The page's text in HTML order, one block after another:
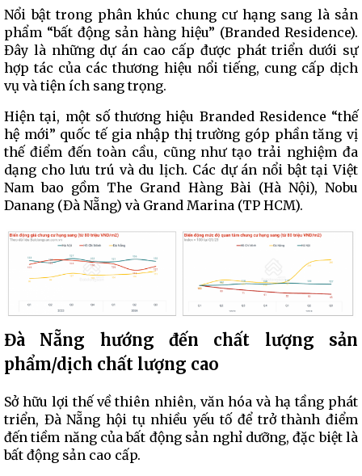
Nổi bật trong phân khúc chung cư hạng sang là sản
phẩm “bất động sản hàng hiệu” (Branded Residence).
Đây là những dự án cao cấp được phát triển dưới sự
hợp tác của các thương hiệu nổi tiếng, cung cấp dịch
vụ và tiện ích sang trọng.
Hiện tại, một số thương hiệu Branded Residence “thế
hệ mới” quốc tế gia nhập thị trường góp phần tăng vị
thế điểm đến toàn cầu, cũng như tạo trải nghiệm đa
dạng cho lưu trú và du lịch. Các dự án nổi bật tại Việt
Nam bao gồm The Grand Hàng Bài (Hà Nội), Nobu
Danang (Đà Nẵng) và Grand Marina (TP HCM).
Đà Nẵng hướng đến chất lượng sản
phẩm/dịch chất lượng cao
Sở hữu lợi thế về thiên nhiên, văn hóa và hạ tầng phát
triển, Đà Nẵng hội tụ nhiều yếu tố để trở thành điểm
đến tiềm năng của bất động sản nghỉ dưỡng, đặc biệt là
bất động sản cao cấp.